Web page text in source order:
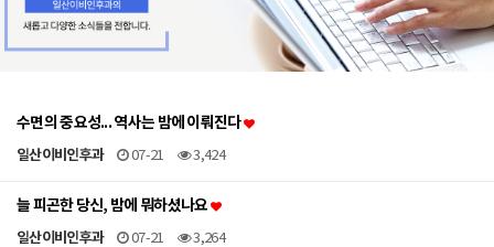
수면의 중요성... 역사는 밤에 이뤄진다
일산이비인후과 07-21 3,424
늘 피곤한 당신, 밤에 뭐하셨나요
일산이비인후과 07-21 3,264